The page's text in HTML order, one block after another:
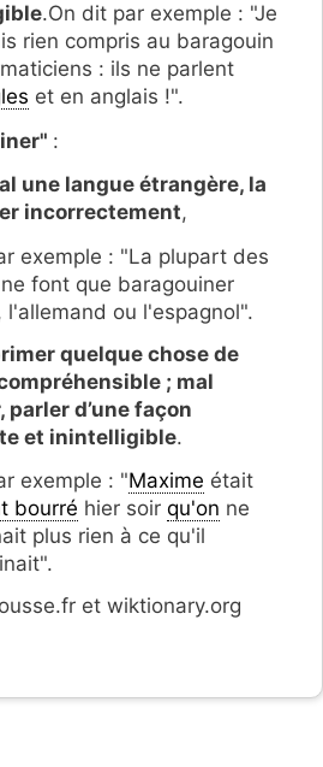
.On dit par exemple : "Je
rien compris au baragouin
: ils ne parlent
et en anglais !".
:
une langue étrangère, la
incorrectement,
exemple : "La plupart des
font que baragouiner
l'allemand ou l'espagnol".
quelque chose de
; mal
parler d’une façon
et inintelligible.
exemple : "Maxime était
bourré hier soir qu'on ne
plus rien à ce qu'il
et wiktionary.org